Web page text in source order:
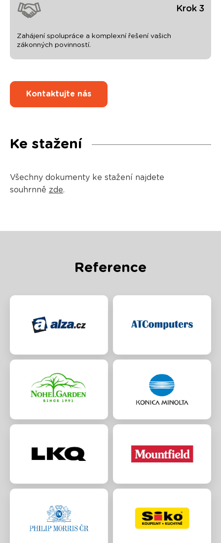
Krok 3
Zahájení spolupráce a komplexní řešení vašich
zákonných povinností.
Kontaktujte nás
Ke stažení
Všechny dokumenty ke stažení najdete
souhrnně zde.
Reference